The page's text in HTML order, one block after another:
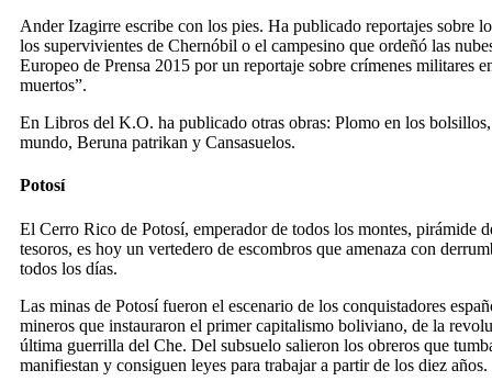
Ander Izagirre escribe con los pies. Ha publicado reportajes sobre
los supervivientes de Chernóbil o el campesino que ordeñó las
Europeo de Prensa 2015 por un reportaje sobre crímenes militares
muertos”.
En Libros del K.O. ha publicado otras obras: Plomo en los bolsillos
mundo, Beruna patrikan y Cansasuelos.
Potosí
El Cerro Rico de Potosí, emperador de todos los montes, pirámide
tesoros, es hoy un vertedero de escombros que amenaza con
todos los días.
Las minas de Potosí fueron el escenario de los conquistadores
mineros que instauraron el primer capitalismo boliviano, de la
última guerrilla del Che. Del subsuelo salieron los obreros que
manifiestan y consiguen leyes para trabajar a partir de los diez años.